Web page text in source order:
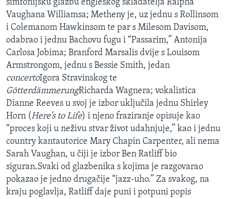
simfonijsku glazbu engleskog skladatelja Ralpha
Vaughana Williamsa; Metheny je, uz jednu s Rollinsom
i Colemanom Hawkinsom te par s Milesom Davisom,
odabrao i jednu Bachovu fugu i “Passarim,” Antonija
Carlosa Jobima; Branford Marsalis dvije s Louisom
Armstrongom, jednu s Bessie Smith, jedan
concertoIgora Stravinskog te
GötterdämmerungRicharda Wagnera; vokalistica
Dianne Reeves u svoj je izbor uključila jednu Shirley
Horn (Here’s to Life) i njeno fraziranje opisuje kao
“proces koji u neživu stvar život udahnjuje,” kao i jednu
country kantautorice Mary Chapin Carpenter, ali nema
Sarah Vaughan, u čiji je izbor Ben Ratliff bio
siguran.Svaki od glazbenika s kojima je razgovarao
pokazao je jedno drugačije “jazz-uho.” Za svakog, na
kraju poglavlja, Ratliff daje puni i potpuni popis